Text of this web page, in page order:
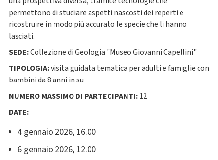
permettono di studiare aspetti nascosti dei reperti e
ricostruire in modo più accurato le specie che li hanno
lasciati.
SEDE:Collezione di Geologia "Museo Giovanni Capellini"
TIPOLOGIA:visita guidata tematica per adulti e famiglie con
bambini da 8 anni in su
NUMERO MASSIMO DI PARTECIPANTI:12
DATE:
4 gennaio 2026, 16.00
6 gennaio 2026, 12.00